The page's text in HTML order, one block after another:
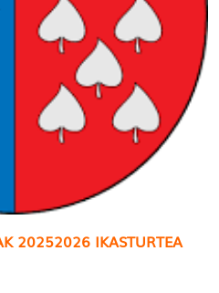
20252026 IKASTURTEA